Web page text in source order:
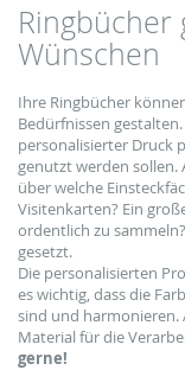
Ringbücher
Wünschen
Ihre Ringbücher
Bedürfnissen
personalisierter Druck
genutzt werden sollen.
über welche
Visitenkarten? Ein
ordentlich zu
gesetzt.
Die personalisierten
es wichtig, dass die
sind und harmonieren.
Material für die
gerne!